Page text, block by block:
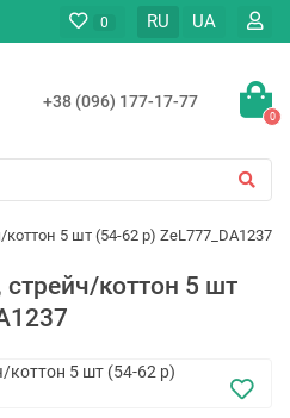
0 RU UA
+38 (096) 177-17-77
0
5 шт (54-62 р) ZeL777_DA1237
коттон 5 шт